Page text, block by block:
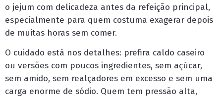
o jejum com delicadeza antes da refeição principal,
especialmente para quem costuma exagerar depois
de muitas horas sem comer.
O cuidado está nos detalhes: prefira caldo caseiro
ou versões com poucos ingredientes, sem açúcar,
sem amido, sem realçadores em excesso e sem uma
carga enorme de sódio. Quem tem pressão alta,